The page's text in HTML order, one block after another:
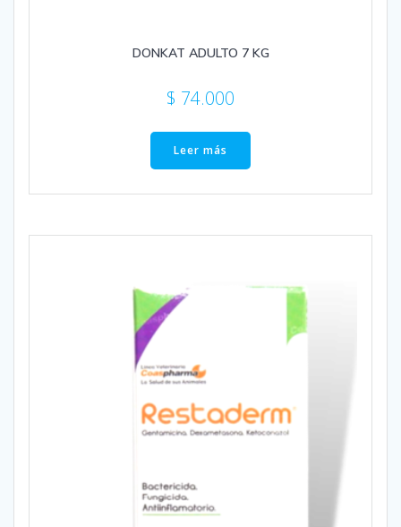
DONKAT ADULTO 7 KG
$ 74.000
Leer más